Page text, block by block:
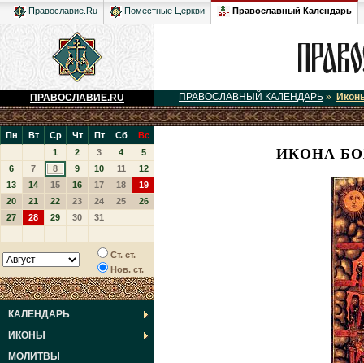
Православие.Ru Поместные Церкви Православный Календарь
ПРАВОСЛАВИЕ.RU ПРАВОСЛАВНЫЙ КАЛЕНДАРЬ »
Пн Вт Ср Чт Пт Сб
Вс
1
2 3 4
5
6
7 8 9 10 11
12
13
14 15 16 17 18
19
20
21 22 23 24 25
26
27
28 29 30 31
Ст. ст.
Нов. ст.
КАЛЕНДАРЬ
ИКОНЫ
МОЛИТВЫ
ИКОНА